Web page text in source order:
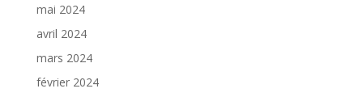
mai 2024
avril 2024
mars 2024
février 2024